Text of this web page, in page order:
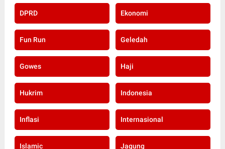
DPRD Ekonomi
Fun Run Geledah
Gowes Haji
Hukrim Indonesia
Inflasi Internasional
Islamic Jagung